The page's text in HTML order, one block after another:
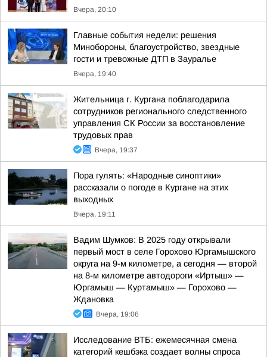
Вчера, 20:10
Главные события недели: решения
Минобороны, благоустройство, звездные
гости и тревожные ДТП в Зауралье
Вчера, 19:40
Жительница г. Кургана поблагодарила
сотрудников регионального следственного
управления СК России за восстановление
трудовых прав
Вчера, 19:37
Пора гулять: «Народные синоптики»
рассказали о погоде в Кургане на этих
выходных
Вчера, 19:11
Вадим Шумков: В 2025 году открывали
первый мост в селе Горохово Юргамышского
округа на 9-м километре, а сегодня — второй
на 8-м километре автодороги «Иртыш» —
Юргамыш — Куртамыш» — Горохово —
Ждановка
Вчера, 19:06
Исследование ВТБ: ежемесячная смена
категорий кешбэка создает волны спроса